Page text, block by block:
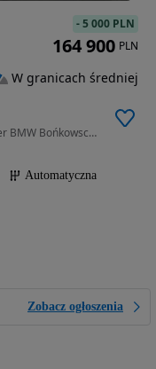
1995 cm3 • 231 KM • 25d xDrive X Line Dealer BMW Bońkowscy Gorzów Wlkp.
Automatyczna
Zobacz ogłoszenia
-5 000 PLN
164 900 PLN
W granicach średniej